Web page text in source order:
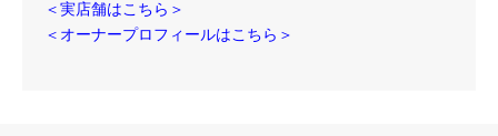
＜実店舗はこちら＞
＜オーナープロフィールはこちら＞